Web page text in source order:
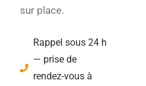
sur place.
Rappel sous 24 h
— prise de
rendez-vous à